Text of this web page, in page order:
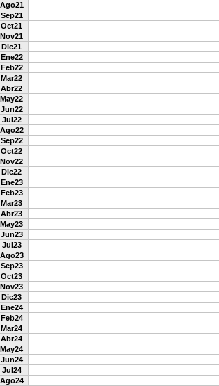
Ago21
Sep21
Oct21
Nov21
Dic21
Ene22
Feb22
Mar22
Abr22
May22
Jun22
Jul22
Ago22
Sep22
Oct22
Nov22
Dic22
Ene23
Feb23
Mar23
Abr23
May23
Jun23
Jul23
Ago23
Sep23
Oct23
Nov23
Dic23
Ene24
Feb24
Mar24
Abr24
May24
Jun24
Jul24
Ago24